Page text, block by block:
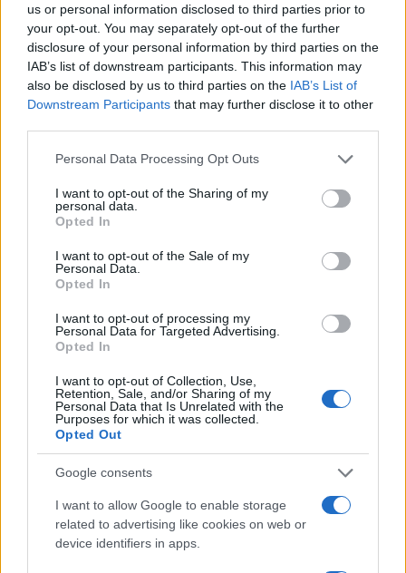
us or personal information disclosed to third parties prior to
your opt-out. You may separately opt-out of the further
disclosure of your personal information by third parties on the
IAB’s list of downstream participants. This information may
also be disclosed by us to third parties on the IAB’s List of
Downstream Participants that may further disclose it to other
Please note that this website/app uses one or more Google
not limited to your visit or usage behaviour. You may click to
grant or deny consent to Google and its third-party tags to
use your data for below specified purposes in below Google
consent section.
Personal Data Processing Opt Outs
I want to opt-out of the Sharing of my
personal data.
Opted In
I want to opt-out of the Sale of my
Personal Data.
Opted In
I want to opt-out of processing my
Personal Data for Targeted Advertising.
Opted In
I want to opt-out of Collection, Use,
Retention, Sale, and/or Sharing of my
Personal Data that Is Unrelated with the
Purposes for which it was collected.
Opted Out
Google consents
I want to allow Google to enable storage
related to advertising like cookies on web or
device identifiers in apps.
Καιρός: Πώς θα είναι το φετινό
καλοκαίρι -Τι καύσωνες θα έχει
05/06/2025 - 12:29
Καιρός: Πότε έρχονται καταιγίδες
– Πώς θα είναι ο Ιούνιος
27/05/2025 - 10:43
Καιρός: Τι θα γίνει από τις 5
Ιουνίου – Πού θα φτάσει ο
27/05/2025 - 09:26
Άσχημα νέα για τον καιρό το
καλοκαίρι – Πώς θα κάνουμε